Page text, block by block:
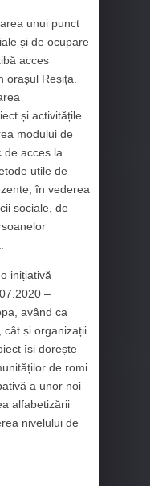
unui punct
și de ocupare
acces
orașul Reșița.
și activitățile
modului de
de acces la
utile de
în vederea
sociale, de
inițiativă
–
având ca
cât și organizații
își dorește
de romi
a unor noi
alfabetizării
nivelului de